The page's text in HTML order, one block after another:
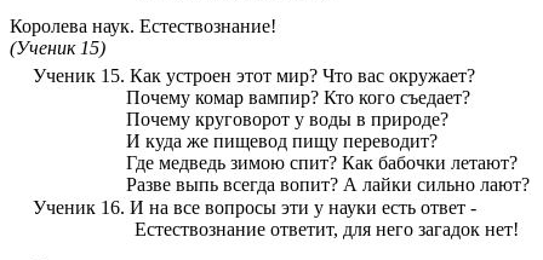
Королева наук. Естествознание!
(Ученик 15)
Ученик 15. Как устроен этот мир? Что вас окружает?
Почему комар вампир? Кто кого съедает?
Почему круговорот у воды в природе?
И куда же пищевод пищу переводит?
Где медведь зимою спит? Как бабочки летают?
Разве выпь всегда вопит? А лайки сильно лают?
Ученик 16. И на все вопросы эти у науки есть ответ -
Естествознание ответит, для него загадок нет!